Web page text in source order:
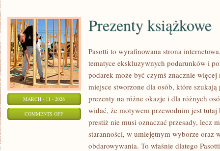
MARCH - 11 - 2026
COMMENTS OFFON
KSIĄŻKOWE
Prezenty książkowe
Pasotti to wyrafinowana strona
tematyce ekskluzywnych podarunków i
podarek może być czymś znacznie
miejsce stworzone dla osób, które
prezenty na różne okazje i dla różnych
widać, że motywem przewodnim jest tutaj
prestiż nie musi oznaczać przesady, lecz
staranności, w umiejętnym wyborze oraz
obdarowywania. To właśnie dlatego